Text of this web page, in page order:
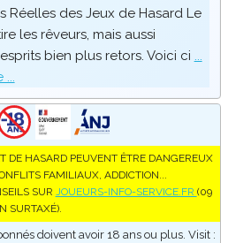
Réelles des Jeux de Hasard Le
les rêveurs, mais aussi
bien plus retors. Voici ci ...
...
DE HASARD PEUVENT ÊTRE DANGEREUX
FAMILIAUX, ADDICTION...
SUR JOUEURS-INFO-SERVICE.FR (09
SURTAXÉ).
doivent avoir 18 ans ou plus. Visit :